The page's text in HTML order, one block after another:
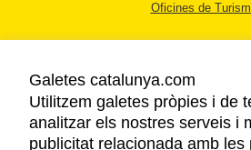
Oficines de
AVÍS LEGAL
Galetes catalunya.com
Utilitzem galetes pròpies i de
analitzar els nostres serveis i
publicitat relacionada amb les